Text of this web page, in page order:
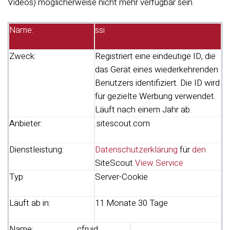
Name: ssi
Zweck:
Registriert eine eindeutige ID, die
das Gerät eines wiederkehrenden
Benutzers identifiziert. Die ID wird
für gezielte Werbung verwendet.
Läuft nach einem Jahr ab.
Anbieter:
.sitescout.com
Dienstleistung: Datenschutzerklärung fürden
SiteScout View Service
Typ:
Server-Cookie
Läuft ab in: 11 Monate 30 Tage